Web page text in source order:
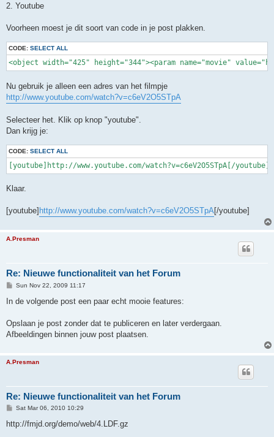
s
2. Youtube
Voorheen moest je dit soort van code in je post plakken.
CODE: SELECT ALL
<object width="425" height="344"><param name="movie"
Nu gebruik je alleen een adres van het filmpje
http://www.youtube.com/watch?v=c6eV2O5STpA
Selecteer het. Klik op knop "youtube".
Dan krijg je:
CODE: SELECT ALL
[youtube]http://www.youtube.com/watch?v=c6eV2O5STpA[/youtube]
Klaar.
[youtube] http://www.youtube.com/watch?v=c6eV2O5STpA[/youtube]
A.Presman
Re: Nieuwe functionaliteit van het Forum
P
s
Sun Nov 22, 2009 11:17
In de volgende post een paar echt mooie features:
Opslaan je post zonder dat te publiceren en later verdergaan.
Afbeeldingen binnen jouw post plaatsen.
A.Presman
Re: Nieuwe functionaliteit van het Forum
P
s
Sat Mar 06, 2010 10:29
http://fmjd.org/demo/web/4.LDF.gz